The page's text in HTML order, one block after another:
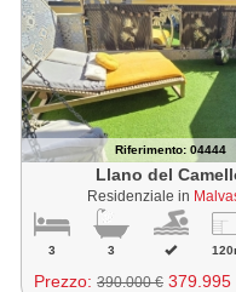
Riferimento: 04444
Llano del
Residenziale in
3 3
Prezzo: 390.000 € 379.995